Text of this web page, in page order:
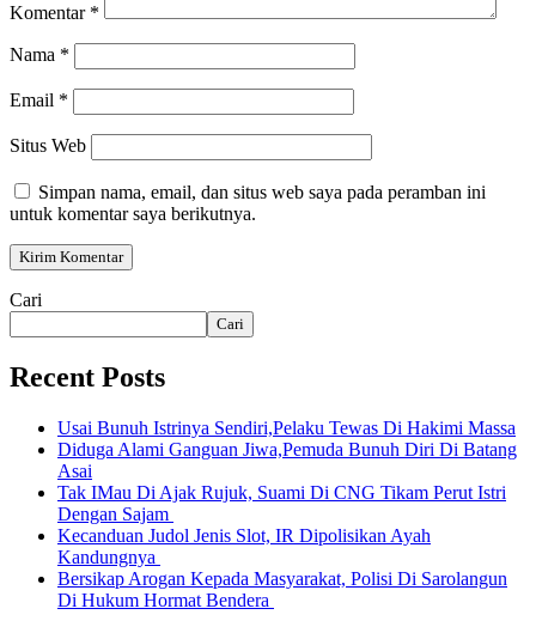
Komentar *
Nama *
Email *
Situs Web
Simpan nama, email, dan situs web saya pada peramban ini
untuk komentar saya berikutnya.
Cari
Cari
Recent Posts
Usai Bunuh Istrinya Sendiri,Pelaku Tewas Di Hakimi Massa
Diduga Alami Ganguan Jiwa,Pemuda Bunuh Diri Di Batang
Asai
Tak IMau Di Ajak Rujuk, Suami Di CNG Tikam Perut Istri
Dengan Sajam
Kecanduan Judol Jenis Slot, IR Dipolisikan Ayah
Kandungnya
Bersikap Arogan Kepada Masyarakat, Polisi Di Sarolangun
Di Hukum Hormat Bendera